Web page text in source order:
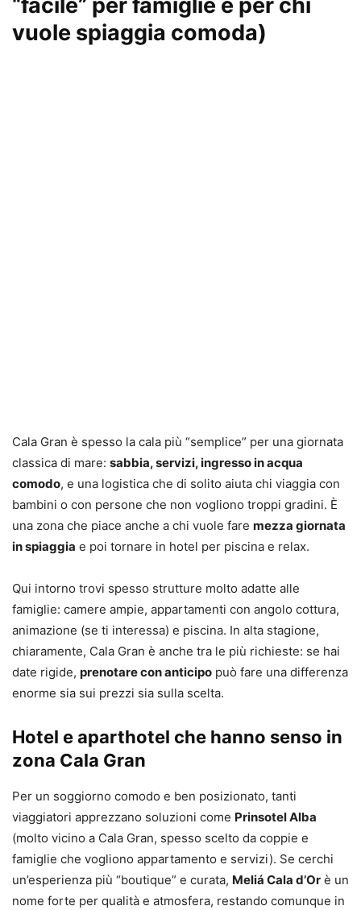
“facile” per famiglie e per chi
vuole spiaggia comoda)
Cala Gran è spesso la cala più “semplice” per una giornata
classica di mare: sabbia, servizi, ingresso in acqua
comodo, e una logistica che di solito aiuta chi viaggia con
bambini o con persone che non vogliono troppi gradini. È
una zona che piace anche a chi vuole fare mezza giornata
in spiaggia e poi tornare in hotel per piscina e relax.
Qui intorno trovi spesso strutture molto adatte alle
famiglie: camere ampie, appartamenti con angolo cottura,
animazione (se ti interessa) e piscina. In alta stagione,
chiaramente, Cala Gran è anche tra le più richieste: se hai
date rigide, prenotare con anticipo può fare una differenza
enorme sia sui prezzi sia sulla scelta.
Hotel e aparthotel che hanno senso in
zona Cala Gran
Per un soggiorno comodo e ben posizionato, tanti
viaggiatori apprezzano soluzioni come Prinsotel Alba
(molto vicino a Cala Gran, spesso scelto da coppie e
famiglie che vogliono appartamento e servizi). Se cerchi
un’esperienza più “boutique” e curata, Meliá Cala d’Or è un
nome forte per qualità e atmosfera, restando comunque in